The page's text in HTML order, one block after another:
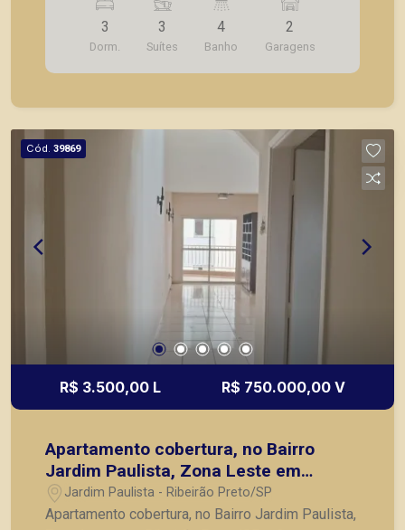
Sala 2 ambientes; - Varanda gourmet com
churrasqueira e área intima; - Cozinha planejada; -
Área de serviço - 2 vagas de garagem -
Localizado no Nova Aliança. bairro tranquilo, com
Artes, Av. Braz Olaia e Unip; A Piramid tem como
objetivo atender seus clientes com agilidade e
segurança, em locação, vendas de imóveis
prontos, usados ou mesmo nos principais
lançamentos da cidade de Ribeirão Preto.
3
Dorm.
3
Suítes
4
Banho
2
Garagens
Cód. 39869
R$ 3.500,00 L R$ 750.000,00 V
Apartamento cobertura, no Bairro
Jardim Paulista, Zona Leste em
Ribeirão Preto/SP;
Jardim Paulista - Ribeirão Preto/SP
Apartamento cobertura, no Bairro Jardim Paulista,